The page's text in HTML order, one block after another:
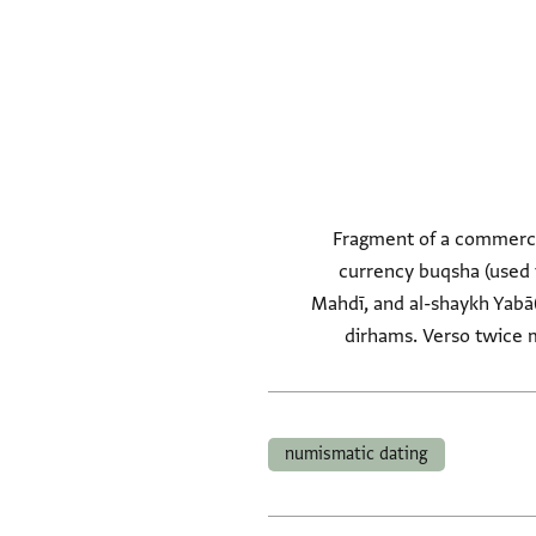
Fragment of a
currency buqsha
Mahdī, and al-shaykh
numismatic dating